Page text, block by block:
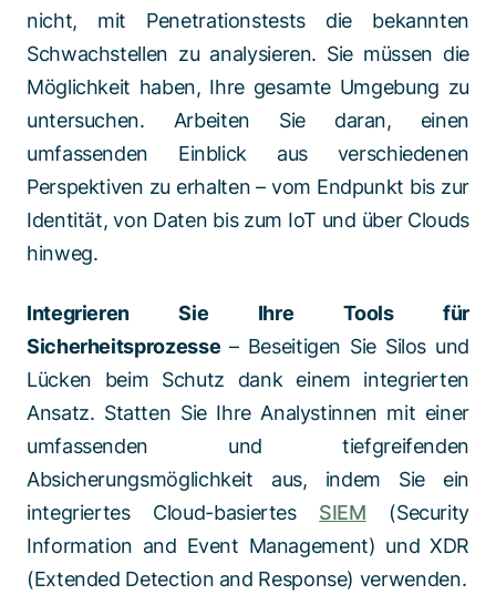
nicht, mit Penetrationstests die bekannten
Schwachstellen zu analysieren. Sie müssen die
Möglichkeit haben, Ihre gesamte Umgebung zu
untersuchen. Arbeiten Sie daran, einen
umfassenden Einblick aus verschiedenen
Perspektiven zu erhalten – vom Endpunkt bis zur
Identität, von Daten bis zum IoT und über Clouds
hinweg.
Integrieren Sie Ihre Tools für
Sicherheitsprozesse – Beseitigen Sie Silos und
Lücken beim Schutz dank einem integrierten
Ansatz. Statten Sie Ihre Analystinnen mit einer
umfassenden und tiefgreifenden
Absicherungsmöglichkeit aus, indem Sie ein
integriertes Cloud-basiertes SIEM (Security
Information and Event Management) und XDR
(Extended Detection and Response) verwenden.